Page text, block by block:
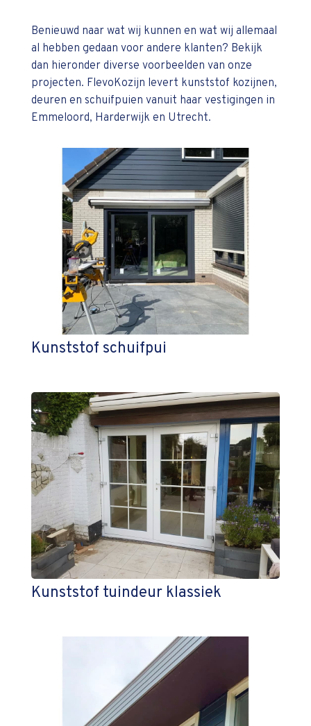
Benieuwd naar wat wij kunnen en wat wij allemaal
al hebben gedaan voor andere klanten? Bekijk
dan hieronder diverse voorbeelden van onze
projecten. FlevoKozijn levert kunststof kozijnen,
deuren en schuifpuien vanuit haar vestigingen in
Emmeloord, Harderwijk en Utrecht.
Kunststof schuifpui
Kunststof tuindeur klassiek